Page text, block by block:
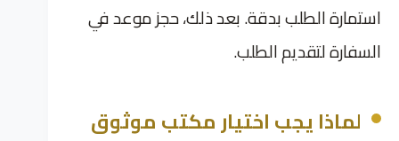
استمارة الطلب بدقة. بعد ذلك، حجز موعد في
السفارة لتقديم الطلب.
لماذا يجب اختيار مكتب موثوق